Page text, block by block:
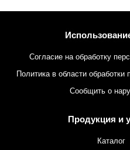
Согласие на обработку
Политика в области
Сообщить о
Продукция и
Каталог